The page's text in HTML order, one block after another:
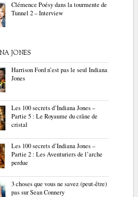
Clémence Poésy dans la tourmente de
Tunnel 2 – Interview
JONES
Harrison Ford n’est pas le seul Indiana
Jones
Les 100 secrets d’Indiana Jones –
Partie 5 : Le Royaume du crâne de
cristal
Les 100 secrets d’Indiana Jones –
Partie 2 : Les Aventuriers de l’arche
perdue
3 choses que vous ne savez (peut-être)
pas sur Sean Connery